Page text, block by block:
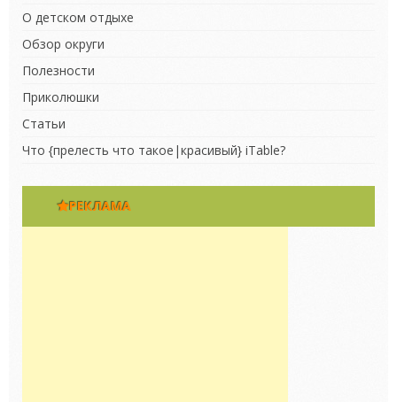
О детском отдыхе
Обзор округи
Полезности
Приколюшки
Статьи
Что {прелесть что такое|красивый} iTable?
РЕКЛАМА